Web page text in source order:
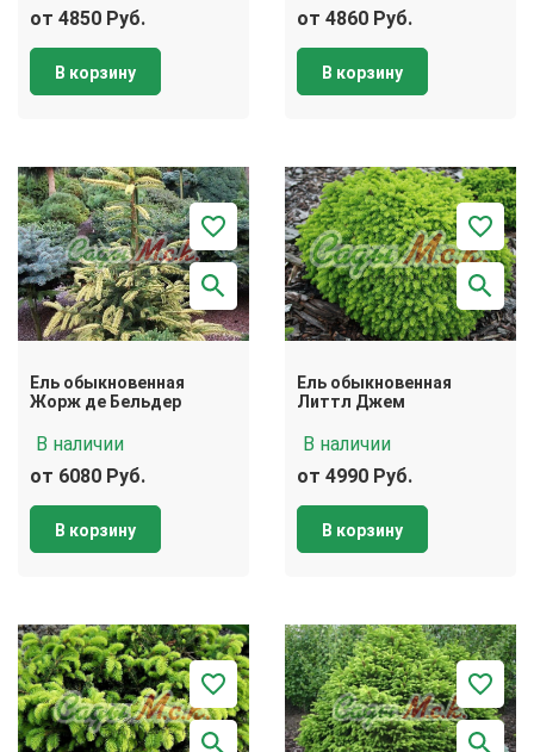
от 4850 Руб.
В корзину
от 4860 Руб.
В корзину
Ель обыкновенная
Жорж де Бельдер
В наличии
от 6080 Руб.
В корзину
Ель обыкновенная
Литтл Джем
В наличии
от 4990 Руб.
В корзину